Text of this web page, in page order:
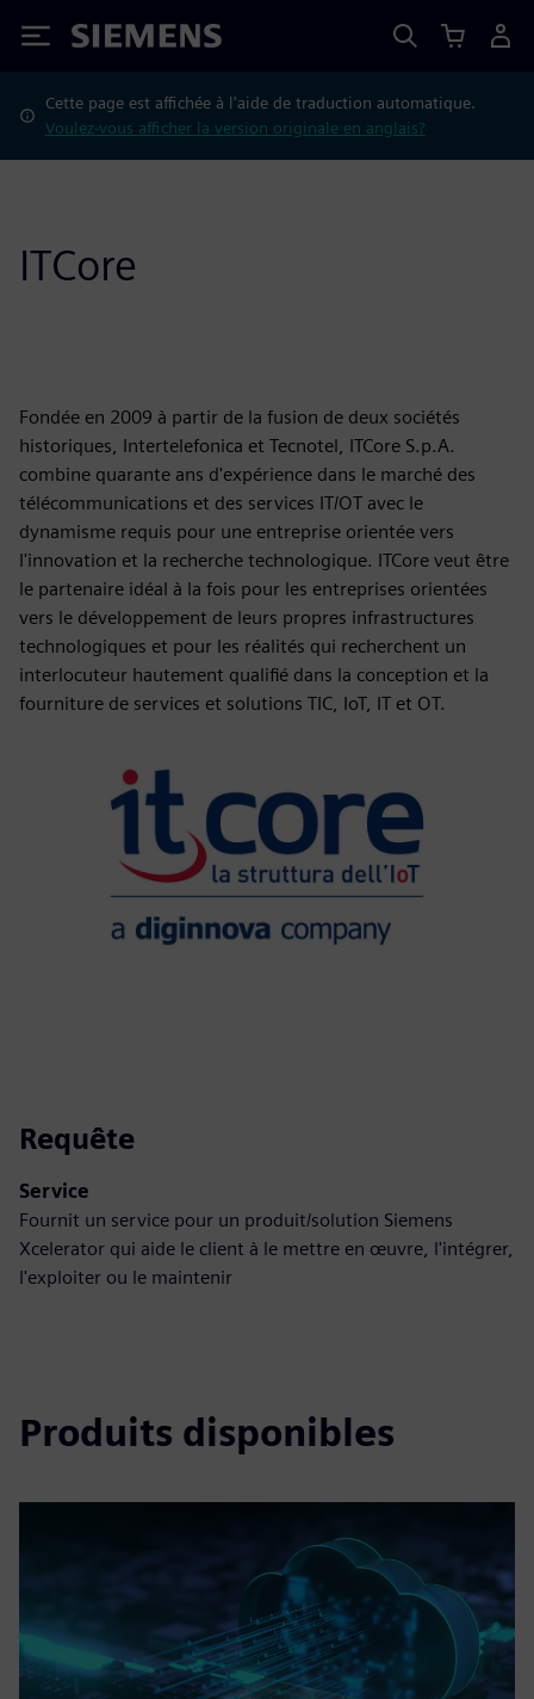
Siemens
Cette page est affichée à l'aide de traduction automatique.
Voulez-vous afficher la version originale en anglais?
ITCore
Fondée en 2009 à partir de la fusion de deux sociétés
historiques, Intertelefonica et Tecnotel, ITCore S.p.A.
combine quarante ans d'expérience dans le marché des
télécommunications et des services IT/OT avec le
dynamisme requis pour une entreprise orientée vers
l'innovation et la recherche technologique. ITCore veut être
le partenaire idéal à la fois pour les entreprises orientées
vers le développement de leurs propres infrastructures
technologiques et pour les réalités qui recherchent un
interlocuteur hautement qualifié dans la conception et la
fourniture de services et solutions TIC, IoT, IT et OT.
Requête
Service
Fournit un service pour un produit/solution Siemens
Xcelerator qui aide le client à le mettre en œuvre, l'intégrer,
l'exploiter ou le maintenir
Produits disponibles